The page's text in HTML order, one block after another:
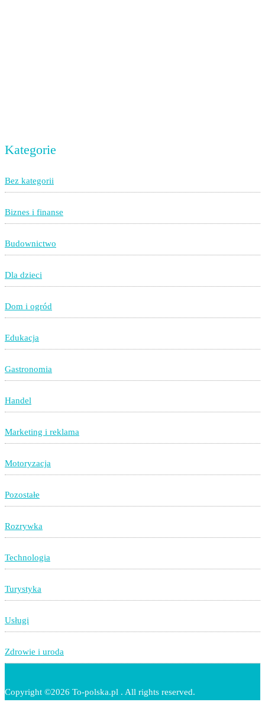
Kategorie
Bez kategorii
Biznes i finanse
Budownictwo
Dla dzieci
Dom i ogród
Edukacja
Gastronomia
Handel
Marketing i reklama
Motoryzacja
Pozostałe
Rozrywka
Technologia
Turystyka
Usługi
Zdrowie i uroda
Copyright ©2026 To-polska.pl . All rights reserved.